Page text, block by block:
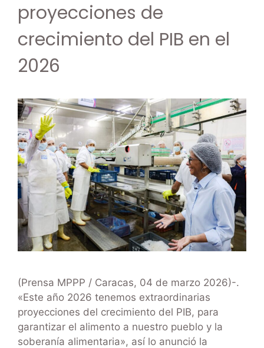
proyecciones de
crecimiento del PIB en el
2026
(Prensa MPPP / Caracas, 04 de marzo 2026)-.
«Este año 2026 tenemos extraordinarias
proyecciones del crecimiento del PIB, para
garantizar el alimento a nuestro pueblo y la
soberanía alimentaria», así lo anunció la